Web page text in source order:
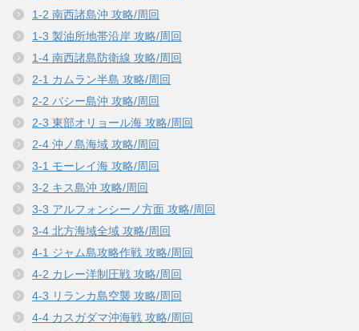
1-2 南西諸島沖 攻略/周回
1-3 製油所地帯沿岸 攻略/周回
1-4 南西諸島防衛線 攻略/周回
2-1 カムラン半島 攻略/周回
2-2 バシー島沖 攻略/周回
2-3 東部オリョール海 攻略/周回
2-4 沖ノ島海域 攻略/周回
3-1 モーレイ海 攻略/周回
3-2 キス島沖 攻略/周回
3-3 アルフォンシーノ方面 攻略/周回
3-4 北方海域全域 攻略/周回
4-1 ジャム島攻略作戦 攻略/周回
4-2 カレー洋制圧戦 攻略/周回
4-3 リランカ島空襲 攻略/周回
4-4 カスガダマ沖海戦 攻略/周回